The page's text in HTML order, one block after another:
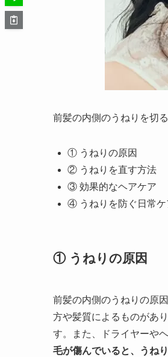
前髪の内側のうねりを切
① うねりの原因
② うねりを直す方法
③ 効果的なヘアケア
④ うねりを防ぐ日常ケ
① うねりの原因
前髪の内側のうねりの原
方や髪質によるものがあ
す。また、ドライヤーや
毛が傷んでいると、うね